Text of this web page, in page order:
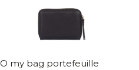
O my bag portefeuille